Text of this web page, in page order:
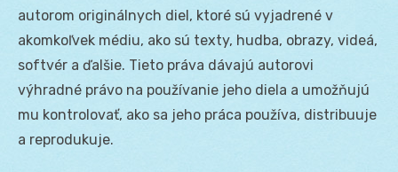
autorom originálnych diel, ktoré sú vyjadrené v
akomkoľvek médiu, ako sú texty, hudba, obrazy, videá,
softvér a ďalšie. Tieto práva dávajú autorovi
výhradné právo na používanie jeho diela a umožňujú
mu kontrolovať, ako sa jeho práca používa, distribuuje
a reprodukuje.